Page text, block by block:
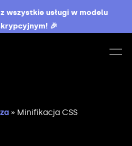
wszystkie usługi w modelu
🎉
» Minifikacja CSS